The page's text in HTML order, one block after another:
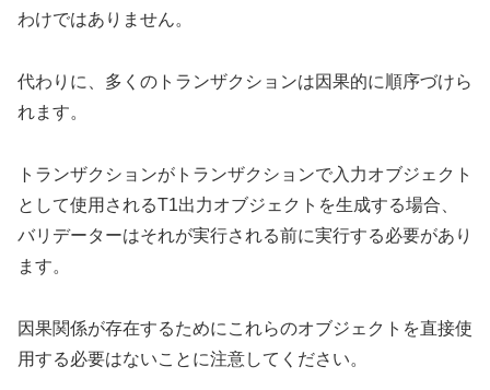
わけではありません。
代わりに、多くのトランザクションは因果的に順序づけら
れます。
トランザクションがトランザクションで入力オブジェクト
として使用されるT1出力オブジェクトを生成する場合、
バリデーターはそれが実行される前に実行する必要があり
ます。
因果関係が存在するためにこれらのオブジェクトを直接使
用する必要はないことに注意してください。